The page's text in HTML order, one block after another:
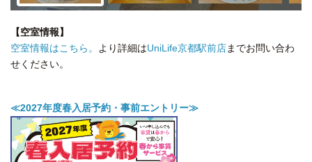
【空室情報】
空室情報はこちら。
より詳細はUniLife京都駅前店までお問い合わ
せください。
≪2027年度春入居予約・事前エントリー≫